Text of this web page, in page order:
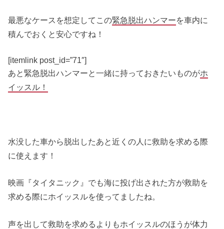
最悪なケースを想定してこの緊急脱出ハンマーを車内に
積んでおくと安心ですね！
[itemlink post_id=”71″]
あと緊急脱出ハンマーと一緒に持っておきたいものがホ
イッスル！
水没した車から脱出したあと近くの人に救助を求める際
に使えます！
映画『タイタニック』でも海に投げ出された方が救助を
求める際にホイッスルを使ってましたね。
声を出して救助を求めるよりもホイッスルのほうが体力